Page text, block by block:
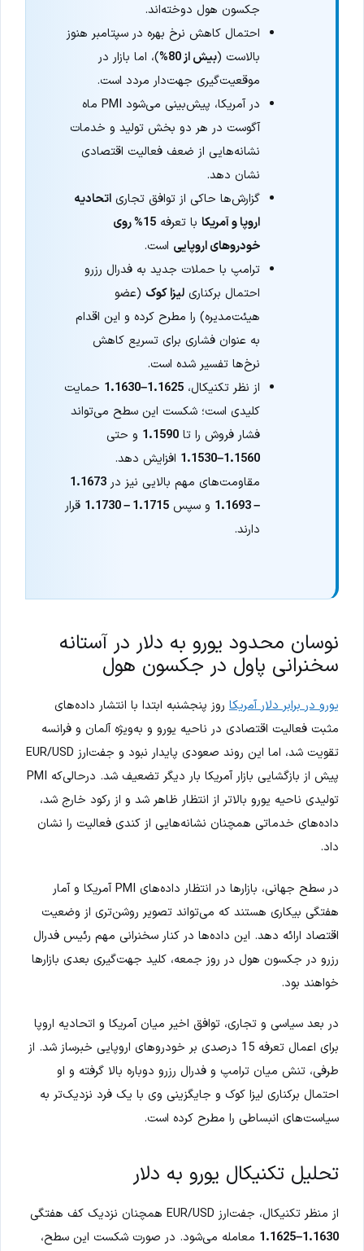
جکسون هول دوخته‌اند.
احتمال کاهش نرخ بهره در سپتامبر هنوز
بالاست (بیش از 80%
)، اما بازار در
موقعیت‌گیری جهت‌دار مردد است.
در آمریکا، پیش‌بینی می‌شود PMI ماه
آگوست در هر دو بخش تولید و خدمات
نشانه‌هایی از ضعف فعالیت اقتصادی
نشان دهد.
گزارش‌ها حاکی از توافق تجاریاتحادیه
اروپا و آمریکا با تعرفه
15% روی
خودروهای اروپایی است.
ترامپ با حملات جدید به فدرال رزرو
احتمال برکناریلیزا کوک (عضو
هیئت‌مدیره) را مطرح کرده و این اقدام
به عنوان فشاری برای تسریع کاهش
نرخ‌ها تفسیر شده است.
از نظر تکنیکال،1.1625–1.1630
حمایت
کلیدی است؛ شکست این سطح می‌تواند
فشار فروش را تا1.1590 و حتی
1.1560–1.1530
افزایش دهد.
مقاومت‌های مهم بالایی نیز در1.1673
– 1.1693
و سپس1.1715 – 1.1730
قرار
دارند.
نوسان محدود یورو به دلار در آستانه
سخنرانی پاول در جکسون هول
یورو در برابر دلار آمریکا روز پنجشنبه ابتدا با انتشار داده‌های
مثبت فعالیت اقتصادی در ناحیه یورو و به‌ویژه آلمان و فرانسه
تقویت شد، اما این روند صعودی پایدار نبود و جفت‌ارز EUR/USD
پیش از بازگشایی بازار آمریکا بار دیگر تضعیف شد. درحالی‌که PMI
تولیدی ناحیه یورو بالاتر از انتظار ظاهر شد و از رکود خارج شد،
داده‌های خدماتی همچنان نشانه‌هایی از کندی فعالیت را نشان
داد.
در سطح جهانی، بازارها در انتظار داده‌های PMI آمریکا و آمار
هفتگی بیکاری هستند که می‌تواند تصویر روشن‌تری از وضعیت
اقتصاد ارائه دهد. این داده‌ها در کنار سخنرانی مهم رئیس فدرال
رزرو در جکسون هول در روز جمعه، کلید جهت‌گیری بعدی بازارها
خواهند بود.
در بعد سیاسی و تجاری، توافق اخیر میان آمریکا و اتحادیه اروپا
برای اعمال تعرفه 15 درصدی بر خودروهای اروپایی خبرساز شد. از
طرفی، تنش میان ترامپ و فدرال رزرو دوباره بالا گرفته و او
احتمال برکناری لیزا کوک و جایگزینی وی با یک فرد نزدیک‌تر به
سیاست‌های انبساطی را مطرح کرده است.
تحلیل تکنیکال یورو به دلار
از منظر تکنیکال، جفت‌ارز EUR/USD همچنان نزدیک کف هفتگی
1.1630–1.1625
معامله می‌شود. در صورت شکست این سطح،